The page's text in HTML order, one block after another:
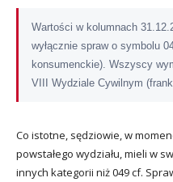
Wartości w kolumnach
wyłącznie spraw o symbolu
konsumenckie). Wszyscy
VIII Wydziale Cywilnym
Co istotne, sędziowie, w
powstałego wydziału, mieli w
innych kategorii niż 049 cf.